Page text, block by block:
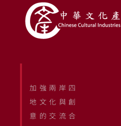
加強兩岸四
地文化與創
意的交流合